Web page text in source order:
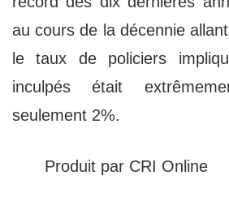
au cours de la décennie
le taux de policiers
inculpés était
seulement 2%.
Produit par CRI Online